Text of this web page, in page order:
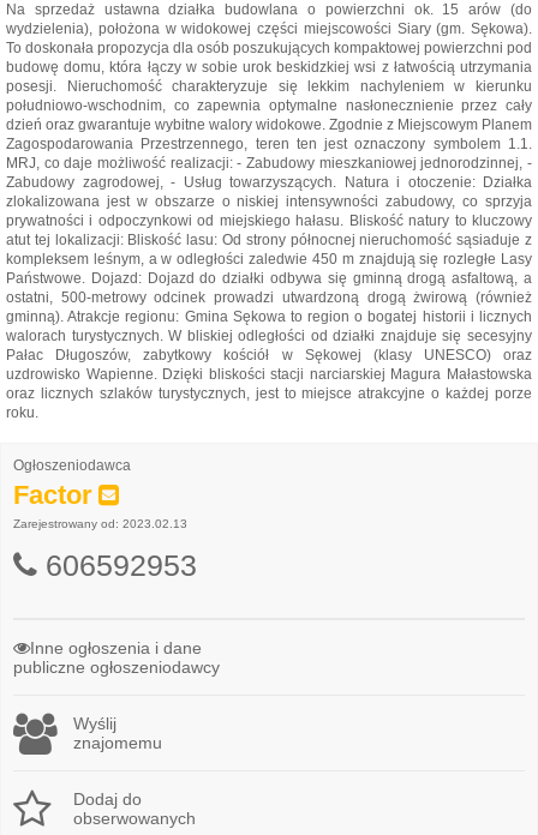
Na sprzedaż ustawna działka budowlana o powierzchni ok. 15 arów (do
wydzielenia), położona w widokowej części miejscowości Siary (gm. Sękowa).
To doskonała propozycja dla osób poszukujących kompaktowej powierzchni pod
budowę domu, która łączy w sobie urok beskidzkiej wsi z łatwością utrzymania
posesji. Nieruchomość charakteryzuje się lekkim nachyleniem w kierunku
południowo-wschodnim, co zapewnia optymalne nasłonecznienie przez cały
dzień oraz gwarantuje wybitne walory widokowe. Zgodnie z Miejscowym Planem
Zagospodarowania Przestrzennego, teren ten jest oznaczony symbolem 1.1.
MRJ, co daje możliwość realizacji: - Zabudowy mieszkaniowej jednorodzinnej, -
Zabudowy zagrodowej, - Usług towarzyszących. Natura i otoczenie: Działka
zlokalizowana jest w obszarze o niskiej intensywności zabudowy, co sprzyja
prywatności i odpoczynkowi od miejskiego hałasu. Bliskość natury to kluczowy
atut tej lokalizacji: Bliskość lasu: Od strony północnej nieruchomość sąsiaduje z
kompleksem leśnym, a w odległości zaledwie 450 m znajdują się rozległe Lasy
Państwowe. Dojazd: Dojazd do działki odbywa się gminną drogą asfaltową, a
ostatni, 500-metrowy odcinek prowadzi utwardzoną drogą żwirową (również
gminną). Atrakcje regionu: Gmina Sękowa to region o bogatej historii i licznych
walorach turystycznych. W bliskiej odległości od działki znajduje się secesyjny
Pałac Długoszów, zabytkowy kościół w Sękowej (klasy UNESCO) oraz
uzdrowisko Wapienne. Dzięki bliskości stacji narciarskiej Magura Małastowska
oraz licznych szlaków turystycznych, jest to miejsce atrakcyjne o każdej porze
roku.
Ogłoszeniodawca
Factor
Zarejestrowany od: 2023.02.13
606592953
Inne ogłoszenia i dane
publiczne ogłoszeniodawcy
Wyślij
znajomemu
Dodaj do
obserwowanych